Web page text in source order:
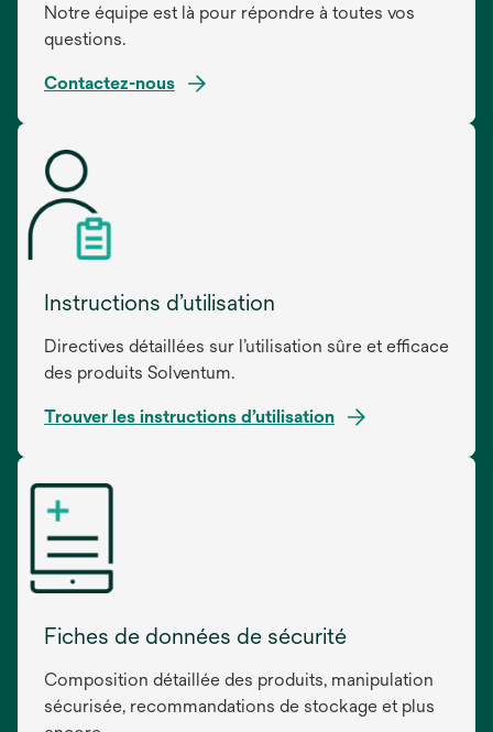
Notre équipe est là pour répondre à toutes vos
questions.
Contactez-nous
Instructions d’utilisation
Directives détaillées sur l’utilisation sûre et efficace
des produits Solventum.
Trouver les instructions d’utilisation
s’ouvre
dans
nouvel
onglet
Fiches de données de sécurité
Composition détaillée des produits, manipulation
sécurisée, recommandations de stockage et plus